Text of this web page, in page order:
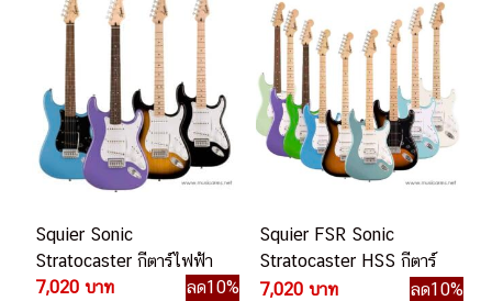
Squier Sonic
Stratocaster กีตาร์ไฟฟ้า
7,020 บาท
ลด10%
Squier FSR Sonic
Stratocaster HSS กีตาร์
ไฟฟ้า
7,020 บาท ลด10%